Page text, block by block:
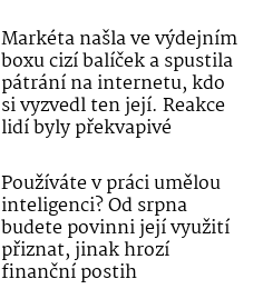
Markéta našla ve výdejním
boxu cizí balíček a spustila
pátrání na internetu, kdo
si vyzvedl ten její. Reakce
lidí byly překvapivé
Používáte v práci umělou
inteligenci? Od srpna
budete povinni její využití
přiznat, jinak hrozí
finanční postih